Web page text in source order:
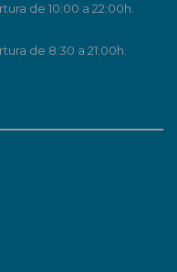
de 10:00 a 22:00h.
de 8:30 a 21:00h.